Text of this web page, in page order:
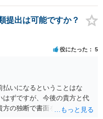
提出は可能ですか？
役にたった 5
いになるということはな
はずですが、今後の貴方と代
の独断で書面を提出したり